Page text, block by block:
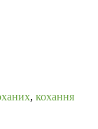
, кохання